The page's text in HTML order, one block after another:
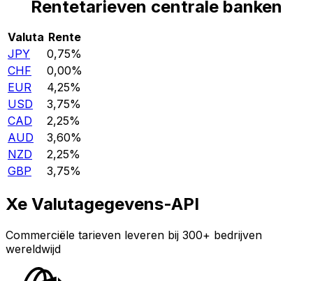
Rentetarieven centrale banken
Valuta Rente
JPY
0,75%
CHF
0,00%
EUR
4,25%
USD
3,75%
CAD
2,25%
AUD
3,60%
NZD
2,25%
GBP
3,75%
Xe Valutagegevens-API
Commerciële tarieven leveren bij 300+ bedrijven
wereldwijd